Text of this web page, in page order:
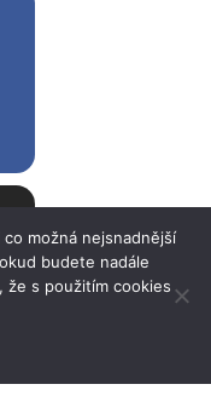
možná nejsnadnější
budete nadále
že s použitím cookies